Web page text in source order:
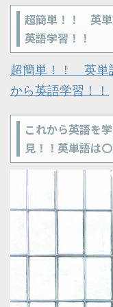
超簡単！！ 英単
英語学習！！
超簡単！！ 英単
から英語学習！！
これから英語を
見！！英単語は